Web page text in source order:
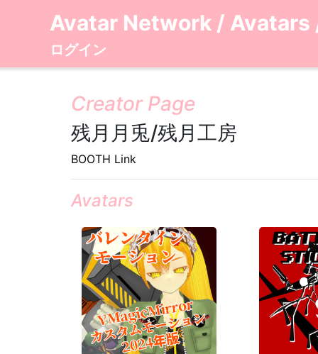
Avatar Network / Avatars
ログイン
Creator Page
残月月兎/残月工房
BOOTH Link
Avatars